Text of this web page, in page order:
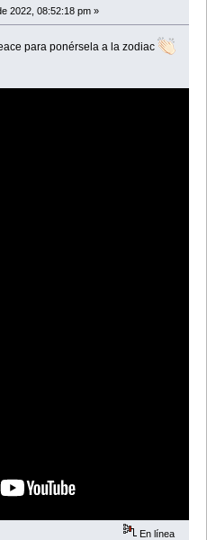
2022, 08:52:18 pm »
para ponérsela a la zodiac
En línea